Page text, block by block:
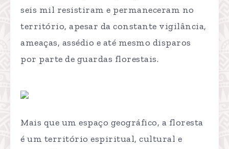
seis mil resistiram e permaneceram no
território, apesar da constante vigilância,
ameaças, assédio e até mesmo disparos
por parte de guardas florestais.
Mais que um espaço geográfico, a floresta
é um território espiritual, cultural e